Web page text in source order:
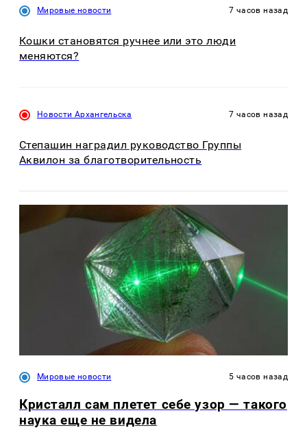
Мировые новости 7 часов назад
Кошки становятся ручнее или это люди
меняются?
Новости Архангельска 7 часов назад
Степашин наградил руководство Группы
Аквилон за благотворительность
Мировые новости 5 часов назад
Кристалл сам плетет себе узор — такого
наука еще не видела